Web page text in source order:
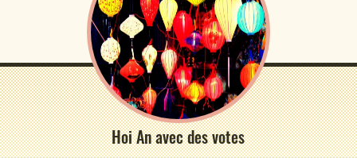
Hoi An avec des votes